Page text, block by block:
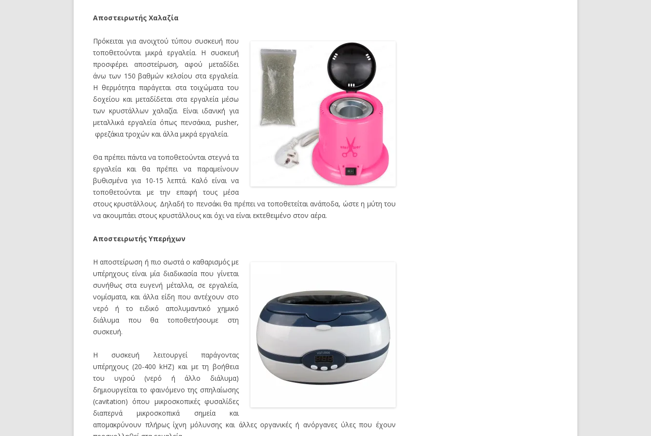
Αποστειρωτής Χαλαζία
Πρόκειται για ανοιχτού τύπου συσκευή που
τοποθετούνται μικρά εργαλεία. Η συσκευή
προσφέρει αποστείρωση, αφού μεταδίδει
άνω των 150 βαθμών κελσίου στα εργαλεία.
Η θερμότητα παράγεται στα τοιχώματα του
δοχείου και μεταδίδεται στα εργαλεία μέσω
των κρυστάλλων χαλαζία. Είναι ιδανική για
μεταλλικά εργαλεία όπως πενσάκια, pusher,
φρεζάκια τροχών και άλλα μικρά εργαλεία.
Θα πρέπει πάντα να τοποθετούνται στεγνά τα
εργαλεία και θα πρέπει να παραμείνουν
βυθισμένα για 10-15 λεπτά. Καλό είναι να
τοποθετούνται με την επαφή τους μέσα
στους κρυστάλλους. Δηλαδή το πενσάκι θα πρέπει να τοποθετείται ανάποδα, ώστε η μύτη του
να ακουμπάει στους κρυστάλλους και όχι να είναι εκτεθειμένο στον αέρα.
Αποστειρωτής Υπερήχων
Η αποστείρωση ή πιο σωστά ο καθαρισμός με
υπέρηχους είναι μία διαδικασία που γίνεται
συνήθως στα ευγενή μέταλλα, σε εργαλεία,
νομίσματα, και άλλα είδη που αντέχουν στο
νερό ή το ειδικό απολυμαντικό χημικό
διάλυμα που θα τοποθετήσουμε στη
συσκευή.
Η συσκευή λειτουργεί παράγοντας
υπέρηχους (20-400 kHZ) και με τη βοήθεια
του υγρού (νερό ή άλλο διάλυμα)
δημιουργείται το φαινόμενο της σπηλαίωσης
(cavitation) όπου μικροσκοπικές φυσαλίδες
διαπερνά μικροσκοπικά σημεία και
απομακρύνουν πλήρως ίχνη μόλυνσης και άλλες οργανικές ή ανόργανες ύλες που έχουν